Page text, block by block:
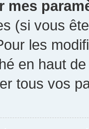
mes
(si vous
les
en haut
tous vos